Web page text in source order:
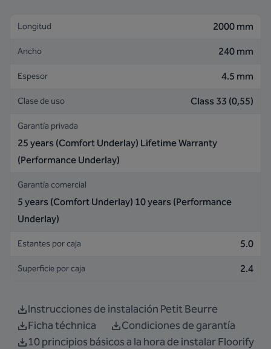
Longitud 2000 mm
Ancho 240 mm
Espesor 4.5 mm
Clase de uso Class 33 (0,55)
Garantía privada
25 years (Comfort Underlay) Lifetime Warranty
(Performance Underlay)
Garantía comercial
5 years (Comfort Underlay) 10 years (Performance
Underlay)
Estantes por caja 5.0
Superficie por caja 2.4
Instrucciones de instalación Petit Beurre
Ficha téchnica
Condiciones de garantía
10 principios básicos a la hora de instalar Floorify